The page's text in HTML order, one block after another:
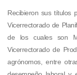
Recibieron sus títulos
Vicerrectorado de
de los cuales son
Vicerrectorado de
agrónomos, entre